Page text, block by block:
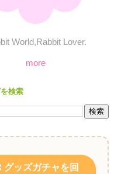
World,Rabbit Lover.
more
検索
グッズガチャを回